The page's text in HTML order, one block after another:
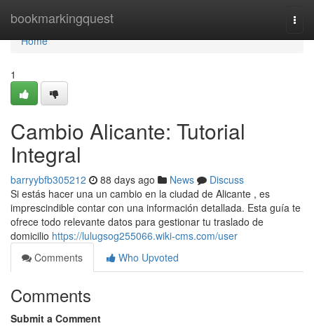
bookmarkingquest
Home
Home
1
Cambio Alicante: Tutorial
Integral
barryybfb305212 88 days ago News
Discuss
Si estás hacer una un cambio en la ciudad de Alicante , es
imprescindible contar con una información detallada. Esta guía te
ofrece todo relevante datos para gestionar tu traslado de
domicilio https://lulugsog255066.wiki-cms.com/user
Comments
Who Upvoted
Comments
Submit a Comment